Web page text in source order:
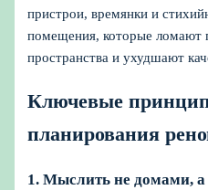
пристрои, времянки и
помещения, которые ломают
пространства и ухудшают
Ключевые
планирования
1. Мыслить не домами,